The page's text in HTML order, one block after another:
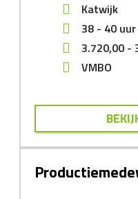
Katwijk
38 - 40 uur
3.720,00 -
VMBO